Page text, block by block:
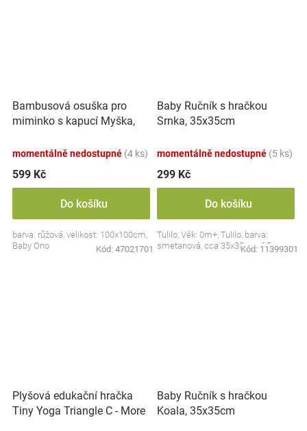
Bambusová osuška pro
miminko s kapucí Myška,
momentálně nedostupné (4 ks)
599 Kč
Do košíku
barva: růžová, velikost: 100x100cm,
Baby Ono
Kód: 47021701
Baby Ručník s hračkou
Srnka, 35x35cm
momentálně nedostupné (5 ks)
299 Kč
Do košíku
Tulilo, Věk: 0m+, Tulilo, barva:
smetanová, cca 35x35cm, CE
Kód: 11399301
Plyšová edukační hračka
Tiny Yoga Triangle C - More
Baby Ručník s hračkou
Koala, 35x35cm